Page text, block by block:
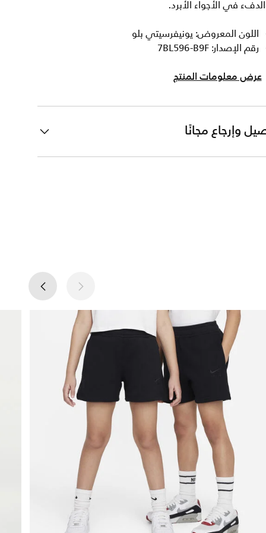
في الأجواء الأبرد.
اللون المعروض: يونيفرسيتي بلو
رقم الإصدار: 7BL596-B9F
عرض معلومات المنتج
وإرجاع مجانًا